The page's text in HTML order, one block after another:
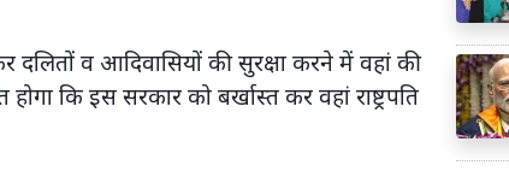
व आदिवासियों की सुरक्षा करने में वहां की
कि इस सरकार को बर्खास्त कर वहां राष्ट्रपति